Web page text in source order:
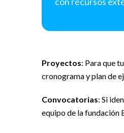
Proyectos: Para que
cronograma y plan de
Convocatorias: Si
equipo de la fundación